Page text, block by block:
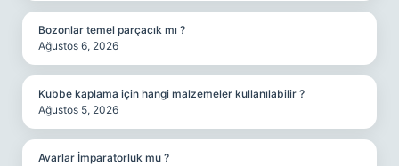
Bozonlar temel parçacık mı ?
Ağustos 6, 2026
Kubbe kaplama için hangi malzemeler kullanılabilir ?
Ağustos 5, 2026
Avarlar İmparatorluk mu ?